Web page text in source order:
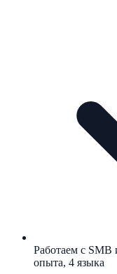
Работаем с
опыта, 4 языка